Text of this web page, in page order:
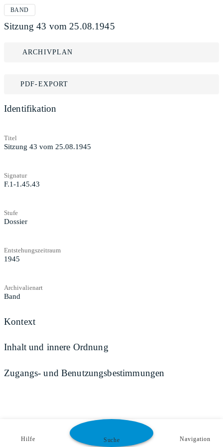
BAND
Sitzung 43 vom 25.08.1945
ARCHIVPLAN
PDF-EXPORT
Identifikation
Titel
Sitzung 43 vom 25.08.1945
Signatur
F.1-1.45.43
Stufe
Dossier
Entstehungszeitraum
1945
Archivalienart
Band
Kontext
Inhalt und innere Ordnung
Zugangs- und Benutzungsbestimmungen
Hilfe Suche Navigation